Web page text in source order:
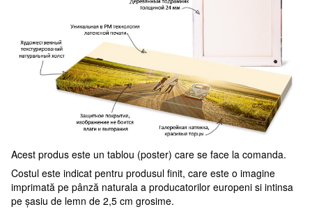
Acest produs este un tablou (poster) care se face la comanda.
Costul este indicat pentru produsul finit, care este o imagine
imprimată pe pânză naturala a producatorilor europeni si intinsa
pe șasiu de lemn de 2,5 cm grosime.